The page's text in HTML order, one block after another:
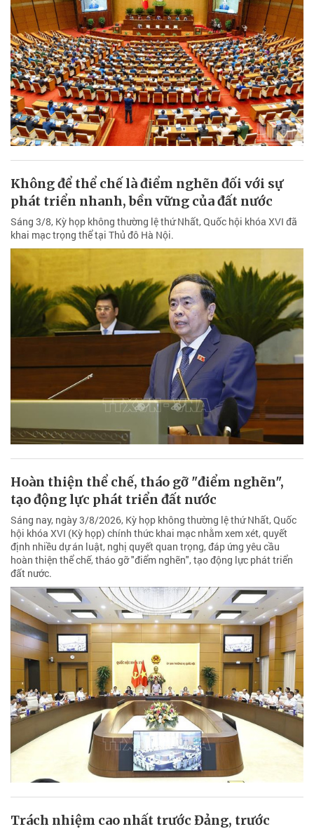
Không để thể chế là điểm nghẽn đối với sự
phát triển nhanh, bền vững của đất nước
Sáng 3/8, Kỳ họp không thường lệ thứ Nhất, Quốc hội khóa XVI đã
khai mạc trọng thể tại Thủ đô Hà Nội.
Hoàn thiện thể chế, tháo gỡ "điểm nghẽn",
tạo động lực phát triển đất nước
Sáng nay, ngày 3/8/2026, Kỳ họp không thường lệ thứ Nhất, Quốc
hội khóa XVI (Kỳ họp) chính thức khai mạc nhằm xem xét, quyết
định nhiều dự án luật, nghị quyết quan trọng, đáp ứng yêu cầu
hoàn thiện thể chế, tháo gỡ "điểm nghẽn", tạo động lực phát triển
đất nước.
Trách nhiệm cao nhất trước Đảng, trước